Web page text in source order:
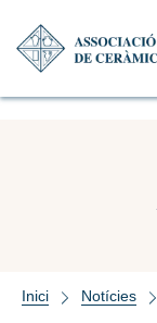
Inici Notícies